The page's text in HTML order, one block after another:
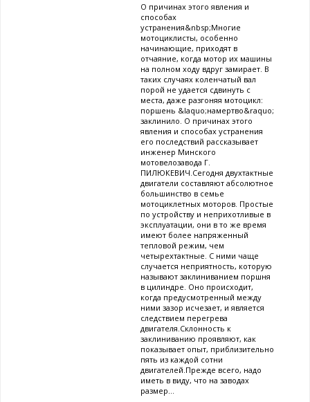
О причинах этого явления и
способах
устранения&nbsp;Многие
мотоциклисты, особенно
начинающие, приходят в
отчаяние, когда мотор их машины
на полном ходу вдруг замирает. В
таких случаях коленчатый вал
порой не удается сдвинуть с
места, даже разгоняя мотоцикл:
поршень &laquo;намертво&raquo;
заклинило. О причинах этого
явления и способах устранения
его последствий рассказывает
инженер Минского
мотовелозавода Г.
ПИЛЮКЕВИЧ.Сегодня двухтактные
двигатели составляют абсолютное
большинство в семье
мотоциклетных моторов. Простые
по устройству и неприхотливые в
эксплуатации, они в то же время
имеют более напряженный
тепловой режим, чем
четырехтактные. С ними чаще
случается неприятность, которую
называют заклиниванием поршня
в цилиндре. Оно происходит,
когда предусмотренный между
ними зазор исчезает, и является
следствием перегрева
двигателя.Склонность к
заклиниванию проявляют, как
показывает опыт, приблизительно
пять из каждой сотни
двигателей.Прежде всего, надо
иметь в виду, что на заводах
размер...